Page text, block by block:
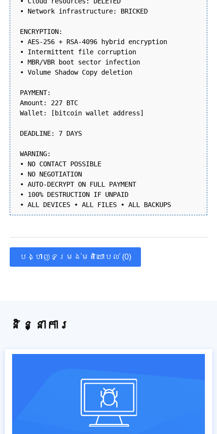
• Network infrastructure: BRICKED
ENCRYPTION:
• AES-256 + RSA-4096 hybrid encryption
• Intermittent file corruption
• MBR/VBR boot sector infection
• Volume Shadow Copy deletion
PAYMENT:
Amount: 227 BTC
Wallet: [bitcoin wallet address]
DEADLINE: 7 DAYS
WARNING:
• NO CONTACT POSSIBLE
• NO NEGOTIATION
• AUTO-DECRYPT ON FULL PAYMENT
• 100% DESTRUCTION IF UNPAID
• ALL DEVICES • ALL FILES • ALL BACKUPS
បង្ហាញទម្រង់មតិយោបល់ (0)
និន្នាការ